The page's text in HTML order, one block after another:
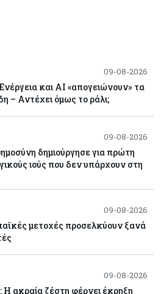
09-08-2026
και AI «απογειώνουν» τα
– Αντέχει όμως το ράλι;
09-08-2026
δημιούργησε για πρώτη
ιούς που δεν υπάρχουν στη
09-08-2026
μετοχές προσελκύουν ξανά
09-08-2026
Η ακραία ζέστη φέρνει έκρηξη